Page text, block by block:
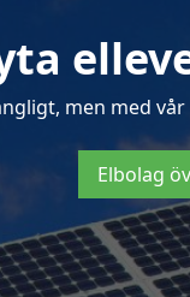
men med
Elbolag